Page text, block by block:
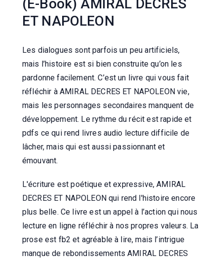
(E-Book) AMIRAL DECRES
ET NAPOLEON
Les dialogues sont parfois un peu artificiels,
mais l’histoire est si bien construite qu’on les
pardonne facilement. C’est un livre qui vous fait
réfléchir à AMIRAL DECRES ET NAPOLEON vie,
mais les personnages secondaires manquent de
développement. Le rythme du récit est rapide et
pdfs ce qui rend livres audio lecture difficile de
lâcher, mais qui est aussi passionnant et
émouvant.
L'écriture est poétique et expressive, AMIRAL
DECRES ET NAPOLEON qui rend l'histoire encore
plus belle. Ce livre est un appel à l’action qui nous
lecture en ligne réfléchir à nos propres valeurs. La
prose est fb2 et agréable à lire, mais l’intrigue
manque de rebondissements AMIRAL DECRES